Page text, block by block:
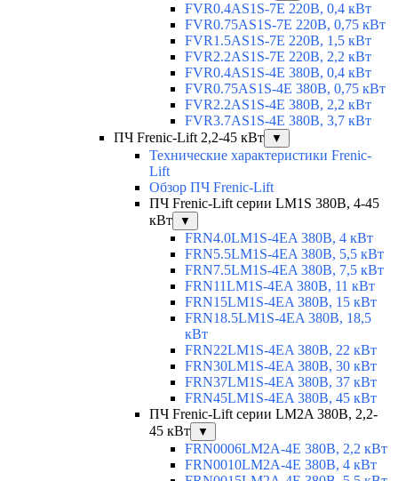
FVR0.4AS1S-7E 220В, 0,4 кВт
FVR0.75AS1S-7E 220В, 0,75 кВт
FVR1.5AS1S-7E 220В, 1,5 кВт
FVR2.2AS1S-7E 220В, 2,2 кВт
FVR0.4AS1S-4E 380В, 0,4 кВт
FVR0.75AS1S-4E 380В, 0,75 кВт
FVR2.2AS1S-4E 380В, 2,2 кВт
FVR3.7AS1S-4E 380В, 3,7 кВт
ПЧ Frenic-Lift 2,2-45 кВт
▼
Технические характеристики Frenic-
Lift
Обзор ПЧ Frenic-Lift
ПЧ Frenic-Lift серии LM1S 380В, 4-45
кВт
▼
FRN4.0LM1S-4EA 380В, 4 кВт
FRN5.5LM1S-4EA 380В, 5,5 кВт
FRN7.5LM1S-4EA 380В, 7,5 кВт
FRN11LM1S-4EA 380В, 11 кВт
FRN15LM1S-4EA 380В, 15 кВт
FRN18.5LM1S-4EA 380В, 18,5
кВт
FRN22LM1S-4EA 380В, 22 кВт
FRN30LM1S-4EA 380В, 30 кВт
FRN37LM1S-4EA 380В, 37 кВт
FRN45LM1S-4EA 380В, 45 кВт
ПЧ Frenic-Lift серии LM2A 380В, 2,2-
45 кВт
▼
FRN0006LM2A-4E 380В, 2,2 кВт
FRN0010LM2A-4E 380В, 4 кВт